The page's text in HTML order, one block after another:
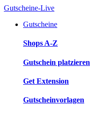
Gutscheine-Live
Gutscheine
Shops A-Z
Gutschein platzieren
Get Extension
Gutscheinvorlagen